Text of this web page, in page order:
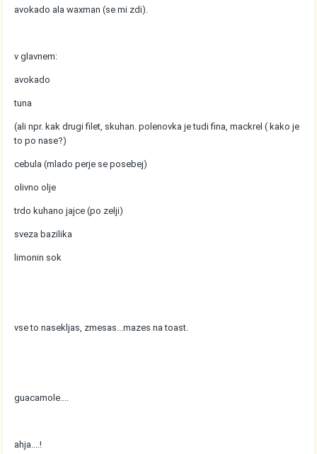
avokado ala waxman (se mi zdi).
v glavnem:
avokado
tuna
(ali npr. kak drugi filet, skuhan. polenovka je tudi fina, mackrel ( kako je
to po nase?)
cebula (mlado perje se posebej)
olivno olje
trdo kuhano jajce (po zelji)
sveza bazilika
limonin sok
vse to nasekljas, zmesas...mazes na toast.
guacamole....
ahja....!